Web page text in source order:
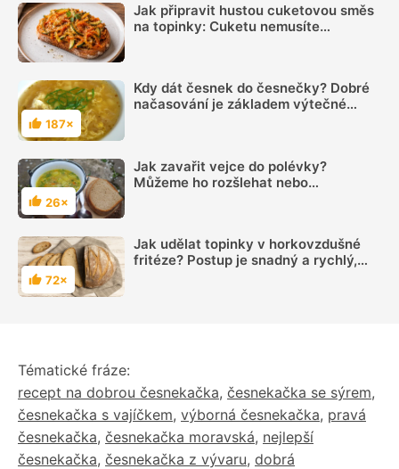
Jak připravit hustou cuketovou směs
na topinky: Cuketu nemusíte
Hodnocení
187×
Kdy dát česnek do česnečky? Dobré
načasování je základem výtečné
Hodnocení
26×
Jak zavařit vejce do polévky?
Můžeme ho rozšlehat nebo
Hodnocení
72×
Jak udělat topinky v horkovzdušné
fritéze? Postup je snadný a rychlý,
Tématické fráze:
recept na dobrou česnekačka, česnekačka se sýrem,
česnekačka s vajíčkem, výborná česnekačka, pravá
česnekačka, česnekačka moravská, nejlepší
česnekačka, česnekačka z vývaru, dobrá